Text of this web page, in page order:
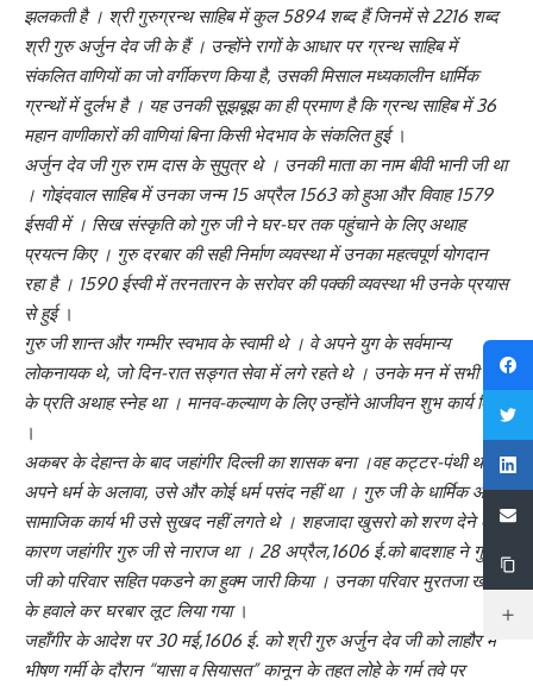
झलकती है । श्री गुरुग्रन्थ साहिब में कुल 5894 शब्द हैं जिनमें से 2216 शब्द
श्री गुरु अर्जुन देव जी के हैं । उन्होंने रागों के आधार पर ग्रन्थ साहिब में
संकलित वाणियों का जो वर्गीकरण किया है, उसकी मिसाल मध्यकालीन धार्मिक
ग्रन्थों में दुर्लभ है । यह उनकी सूझबूझ का ही प्रमाण है कि ग्रन्थ साहिब में 36
महान वाणीकारों की वाणियां बिना किसी भेदभाव के संकलित हुई।
अर्जुन देव जी गुरु राम दास के सुपुत्र थे । उनकी माता का नाम बीवी भानी जी था
। गोइंदवाल साहिब में उनका जन्म 15 अप्रैल 1563 को हुआ और विवाह 1579
ईसवी में । सिख संस्कृति को गुरु जी ने घर-घर तक पहुंचाने के लिए अथाह
प्रयत्‍‌न किए । गुरु दरबार की सही निर्माण व्यवस्था में उनका महत्वपूर्ण योगदान
रहा है । 1590 ईस्वी में तरनतारन के सरोवर की पक्की व्यवस्था भी उनके प्रयास
से हुई।
गुरु जी शान्त और गम्भीर स्वभाव के स्वामी थे । वे अपने युग के सर्वमान्य
लोकनायक थे, जो दिन-रात सङ्गत सेवा में लगे रहते थे । उनके मन में सभी धर्मो
के प्रति अथाह स्नेह था । मानव-कल्याण के लिए उन्होंने आजीवन शुभ कार्य किए
।
अकबर के देहान्त के बाद जहांगीर दिल्ली का शासक बना ।वह कट्टर-पंथी था ।
अपने धर्म के अलावा, उसे और कोई धर्म पसंद नहीं था । गुरु जी के धार्मिक और
सामाजिक कार्य भी उसे सुखद नहीं लगते थे । शहजादा खुसरो को शरण देने के
कारण जहांगीर गुरु जी से नाराज था । 28 अप्रैल,1606 ई.को बादशाह ने गुरु
जी को परिवार सहित पकडने का हुक्म जारी किया । उनका परिवार मुरतजा खान
के हवाले कर घरबार लूट लिया गया।
जहाँगीर के आदेश पर 30 मई,1606 ई. को श्री गुरु अर्जुन देव जी को लाहौर में
भीषण गर्मी के दौरान “यासा व सियासत” कानून के तहत लोहे के गर्म तवे पर